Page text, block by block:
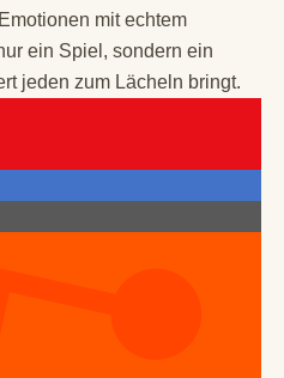
mit echtem
ein Spiel, sondern ein
jeden zum Lächeln bringt.